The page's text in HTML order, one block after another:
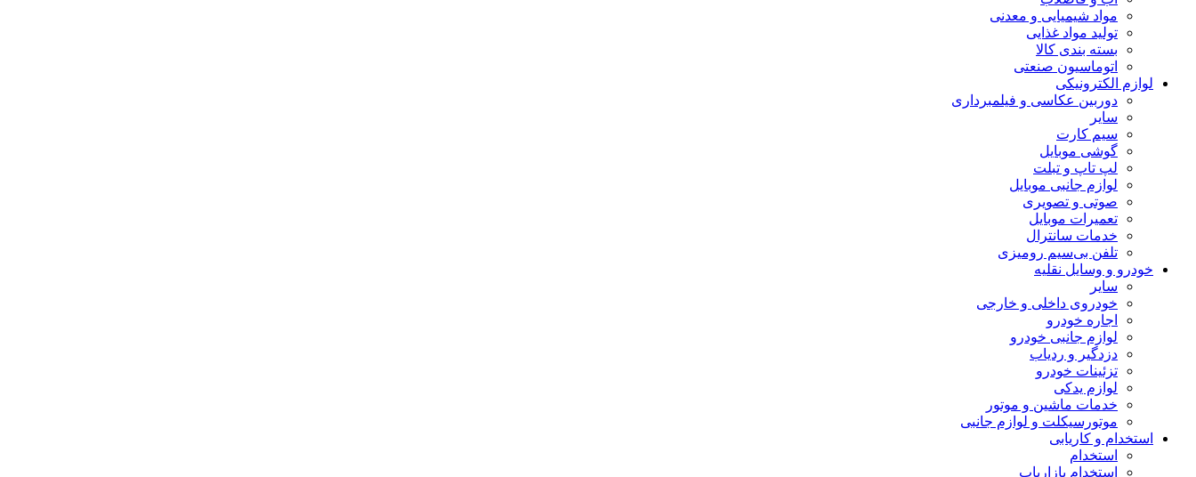
مواد شیمیایی و معدنی
تولید مواد غذایی
بسته بندی کالا
اتوماسیون صنعتی
لوازم الکترونیکی
دوربین عکاسی و فیلمبرداری
سایر
سیم کارت
گوشی موبایل
لپ تاپ و تبلت
لوازم جانبی موبایل
صوتی و تصویری
تعمیرات موبایل
خدمات سانترال
تلفن بی‌سیم رومیزی
خودرو و وسایل نقلیه
سایر
خودروی داخلی و خارجی
اجاره خودرو
لوازم جانبی خودرو
دزدگیر و ردیاب
تزئینات خودرو
لوازم یدکی
خدمات ماشین و موتور
موتورسیکلت و لوازم جانبی
استخدام و کاریابی
استخدام
استخدام بازاریاب